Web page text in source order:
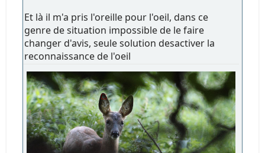
Et là il m'a pris l'oreille pour l'oeil, dans ce
genre de situation impossible de le faire
changer d'avis, seule solution desactiver la
reconnaissance de l'oeil